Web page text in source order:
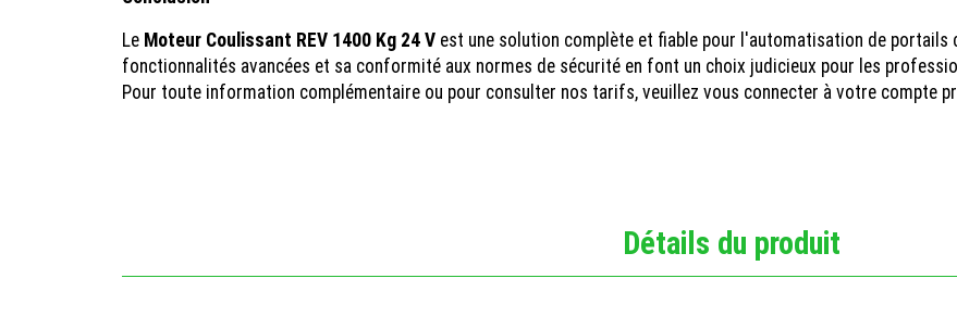
Le Moteur Coulissant REV 1400 Kg 24 V est une solution complète et fiable pour l'automatisation de portails
fonctionnalités avancées et sa conformité aux normes de sécurité en font un choix judicieux pour les
Pour toute information complémentaire ou pour consulter nos tarifs, veuillez vous connecter à votre compte
Détails du produit